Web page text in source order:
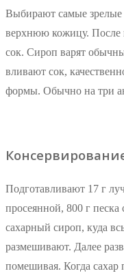
Выбирают самые
верхнюю кожицу. После
сок. Сироп варят
вливают сок,
формы. Обычно на три
Подготавливают 17 г
просеянной, 800 г
сахарный сироп, куда
размешивают. Далее
помешивая. Когда сахар